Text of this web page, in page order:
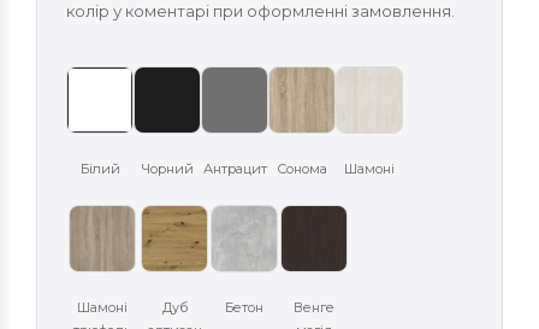
колір у коментарі при оформленні замовлення.
Білий Чорний Антрацит Сонома Шамоні
Шамоні
Дуб
Бетон
Венге